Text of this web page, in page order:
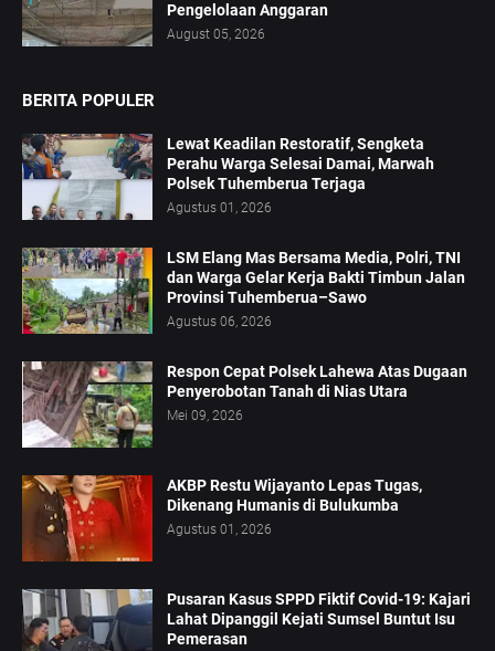
Pengelolaan Anggaran
August 05, 2026
BERITA POPULER
Lewat Keadilan Restoratif, Sengketa
Perahu Warga Selesai Damai, Marwah
Polsek Tuhemberua Terjaga
Agustus 01, 2026
LSM Elang Mas Bersama Media, Polri, TNI
dan Warga Gelar Kerja Bakti Timbun Jalan
Provinsi Tuhemberua–Sawo
Agustus 06, 2026
Respon Cepat Polsek Lahewa Atas Dugaan
Penyerobotan Tanah di Nias Utara
Mei 09, 2026
AKBP Restu Wijayanto Lepas Tugas,
Dikenang Humanis di Bulukumba
Agustus 01, 2026
Pusaran Kasus SPPD Fiktif Covid-19: Kajari
Lahat Dipanggil Kejati Sumsel Buntut Isu
Pemerasan